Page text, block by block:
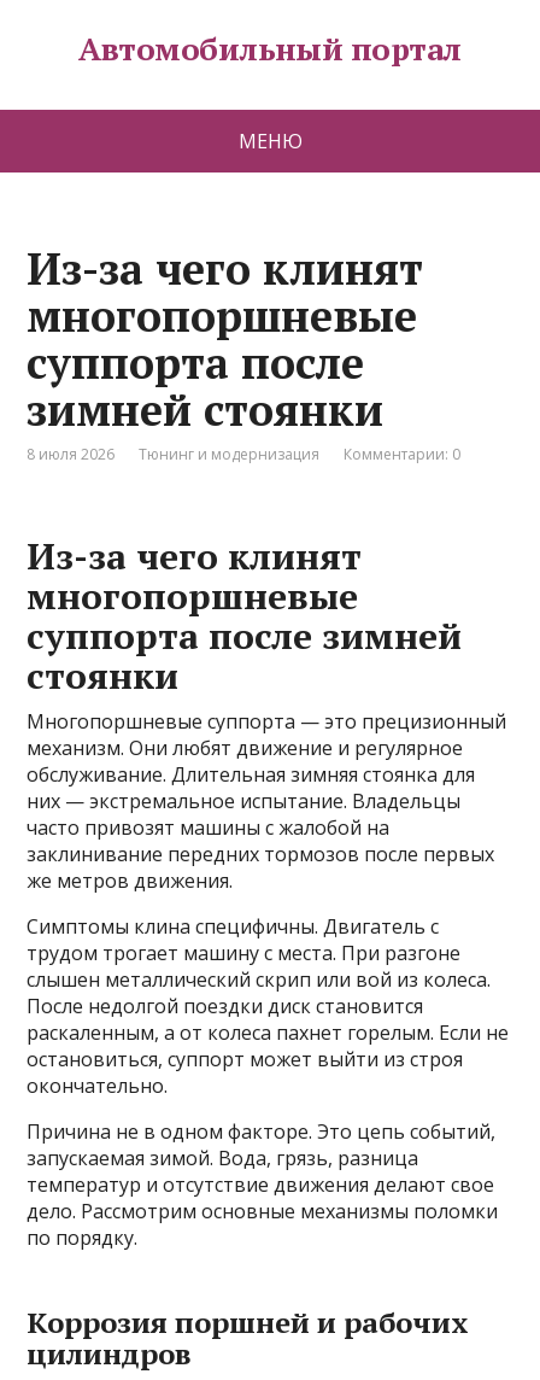
Автомобильный портал
МЕНЮ
Из-за чего клинят
многопоршневые
суппорта после
зимней стоянки
8 июля 2026 Тюнинг и модернизация Комментарии: 0
Из-за чего клинят
многопоршневые
суппорта после зимней
стоянки
Многопоршневые суппорта — это прецизионный
механизм. Они любят движение и регулярное
обслуживание. Длительная зимняя стоянка для
них — экстремальное испытание. Владельцы
часто привозят машины с жалобой на
заклинивание передних тормозов после первых
же метров движения.
Симптомы клина специфичны. Двигатель с
трудом трогает машину с места. При разгоне
слышен металлический скрип или вой из колеса.
После недолгой поездки диск становится
раскаленным, а от колеса пахнет горелым. Если не
остановиться, суппорт может выйти из строя
окончательно.
Причина не в одном факторе. Это цепь событий,
запускаемая зимой. Вода, грязь, разница
температур и отсутствие движения делают свое
дело. Рассмотрим основные механизмы поломки
по порядку.
Коррозия поршней и рабочих
цилиндров